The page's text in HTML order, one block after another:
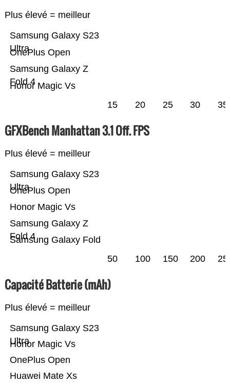
Plus élevé = meilleur
Honor Magic Vs
Samsung Galaxy Z
Fold 4
OnePlus Open
Samsung Galaxy S23
Ultra
15 20 25 30 35
GFXBench Manhattan 3.1 Off. FPS
Plus élevé = meilleur
Samsung Galaxy Fold
Samsung Galaxy Z
Fold 4
Honor Magic Vs
OnePlus Open
Samsung Galaxy S23
Ultra
50 100 150 200
Capacité Batterie (mAh)
Plus élevé = meilleur
Huawei Mate Xs
OnePlus Open
Honor Magic Vs
Samsung Galaxy S23
Ultra